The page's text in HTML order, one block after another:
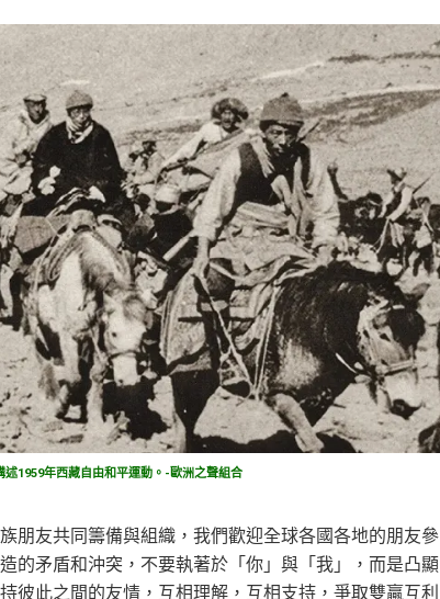
述1959年西藏自由和平運動。-歐洲之聲組合
朋友共同籌備與組織，我們歡迎全球各國各地的朋友參
的矛盾和沖突，不要執著於「你」與「我」，而是凸顯
彼此之間的友情，互相理解，互相支持，爭取雙贏互利